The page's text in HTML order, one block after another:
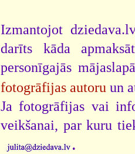
Izmantojot
darīts kāda
personīgajās
fotogrāfijas autoru un
Ja fotogrāfijas vai
veikšanai, par kuru
.